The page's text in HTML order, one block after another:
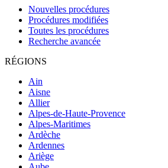
Nouvelles procédures
Procédures modifiées
Toutes les procédures
Recherche avancée
RÉGIONS
Ain
Aisne
Allier
Alpes-de-Haute-Provence
Alpes-Maritimes
Ardèche
Ardennes
Ariège